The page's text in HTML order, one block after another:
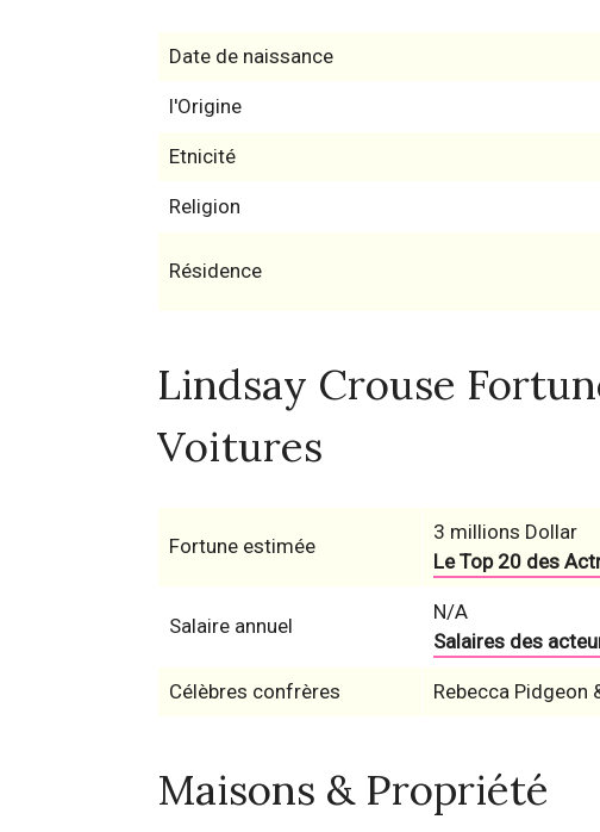
Date de naissance
l'Origine
Etnicité
Religion
Résidence
Lindsay Crouse
Voitures
Fortune estimée
3 millions Dollar
Le Top 20 des
Salaire annuel
N/A
Salaires des
Célèbres confrères Rebecca Pidgeon
Maisons & Propriété